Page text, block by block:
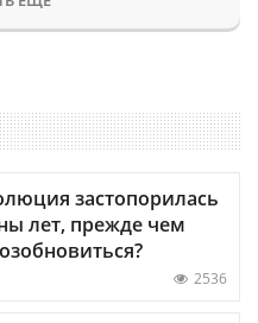
застопорилась
лет, прежде чем
2536